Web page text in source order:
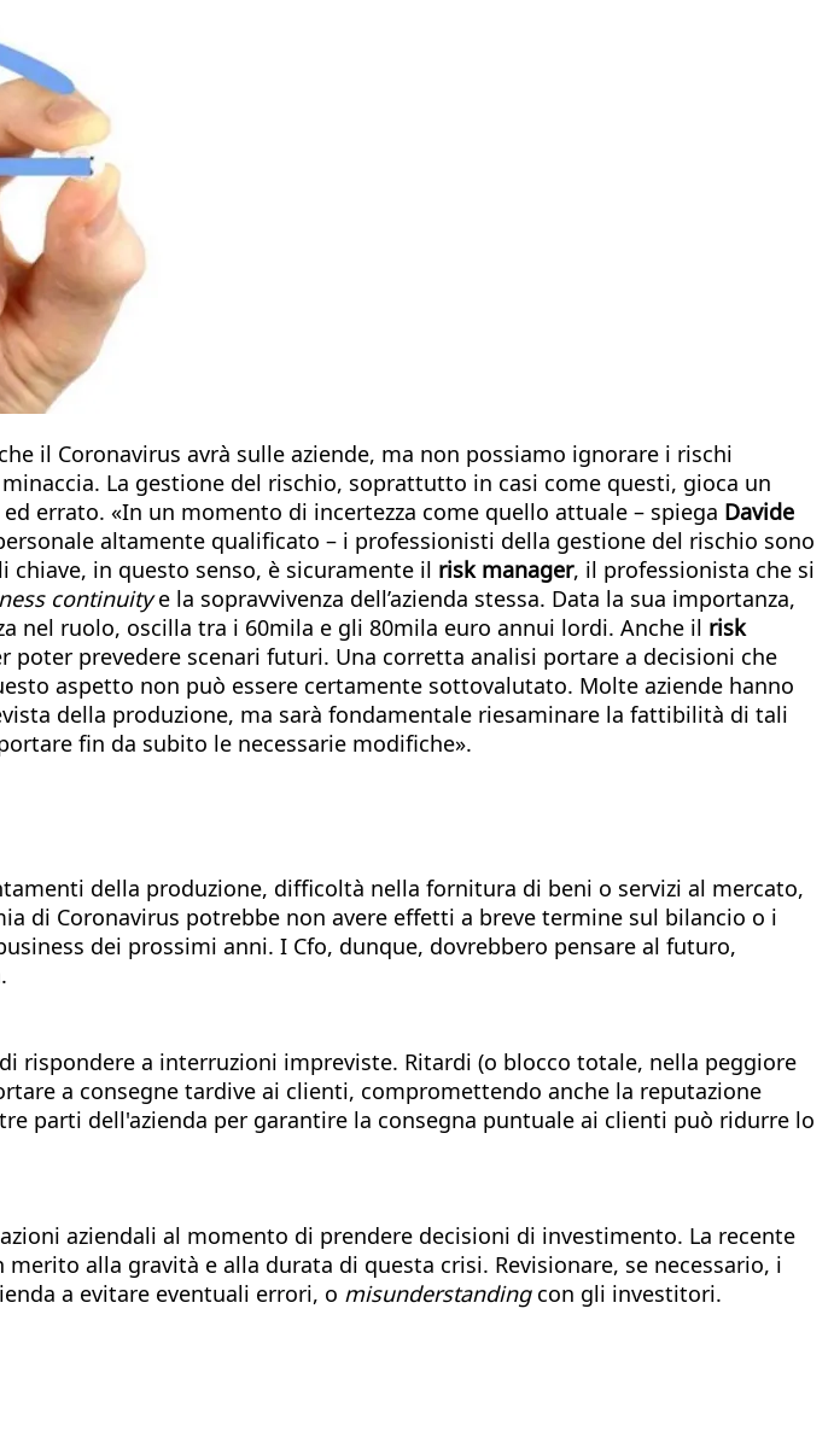
il Coronavirus avrà sulle aziende, ma non possiamo ignorare i rischi
La gestione del rischio, soprattutto in casi come questi, gioca un
errato. «In un momento di incertezza come quello attuale – spiega Davide
altamente qualificato – i professionisti della gestione del rischio sono
in questo senso, è sicuramente il risk manager, il professionista che si
continuitye la sopravvivenza dell’azienda stessa. Data la sua importanza,
nel ruolo, oscilla tra i 60mila e gli 80mila euro annui lordi. Anche il risk
poter prevedere scenari futuri. Una corretta analisi portare a decisioni che
aspetto non può essere certamente sottovalutato. Molte aziende hanno
della produzione, ma sarà fondamentale riesaminare la fattibilità di tali
fin da subito le necessarie modifiche».
della produzione, difficoltà nella fornitura di beni o servizi al mercato,
di Coronavirus potrebbe non avere effetti a breve termine sul bilancio o i
dei prossimi anni. I Cfo, dunque, dovrebbero pensare al futuro,
rispondere a interruzioni impreviste. Ritardi (o blocco totale, nella peggiore
a consegne tardive ai clienti, compromettendo anche la reputazione
parti dell'azienda per garantire la consegna puntuale ai clienti può ridurre lo
aziendali al momento di prendere decisioni di investimento. La recente
alla gravità e alla durata di questa crisi. Revisionare, se necessario, i
a evitare eventuali errori, o misunderstandingcon gli investitori.